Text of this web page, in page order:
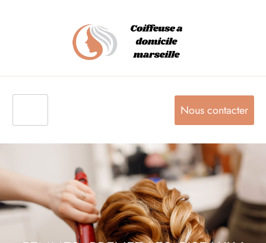
Nous contacter